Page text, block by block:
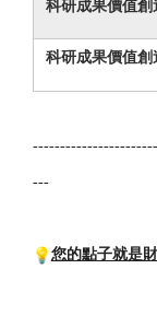
科研成果價值創
科研成果價值創
---
您的點子就是